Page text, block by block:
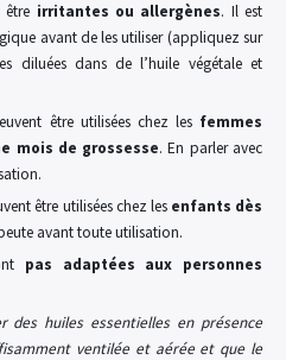
être irritantes ou allergènes. Il est
avant de les utiliser (appliquez sur
diluées dans de l’huile végétale et
être utilisées chez les femmes
mois de grossesse. En parler avec
être utilisées chez les enfants dès
avant toute utilisation.
pas adaptées aux personnes
des huiles essentielles en présence
ventilée et aérée et que le